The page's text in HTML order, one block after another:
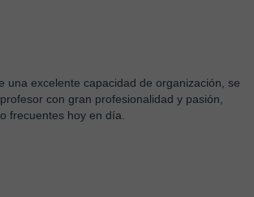
una excelente capacidad de organización, se
con gran profesionalidad y pasión,
frecuentes hoy en día.